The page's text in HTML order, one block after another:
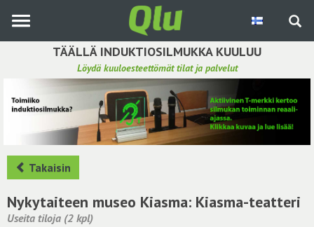
pääsisältöön
TÄÄLLÄ INDUKTIOSILMUKKA KUULUU
Löydä kuuloesteettömät tilat ja palvelut
Etsi induktiosilmukka
Tee ehdotus ja vaikuta kuulemiskokemukseen
Hae ehdotuksia
Käyttöohje
Yhteydenottopyyntö
Takaisin
Nykytaiteen museo Kiasma: Kiasma-teatteri
Useita tiloja (2 kpl)